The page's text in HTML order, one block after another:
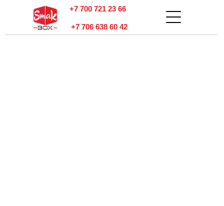
+7 700 721 23 66
+7 706 638 60 42